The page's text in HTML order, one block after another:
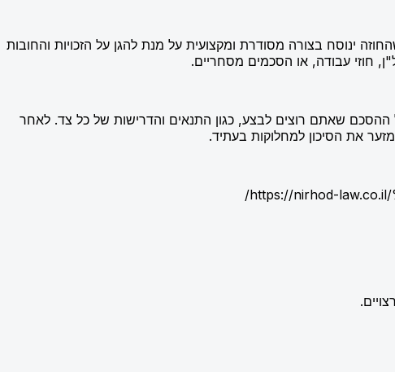
ינוסח בצורה מסודרת ומקצועית על מנת להגן על הזכויות והחובות
חוזי עבודה, או הסכמים מסחריים.
שאתם רוצים לבצע, כגון התנאים והדרישות של כל צד. לאחר
את הסיכון למחלוקות בעתיד.
https://nirhod-